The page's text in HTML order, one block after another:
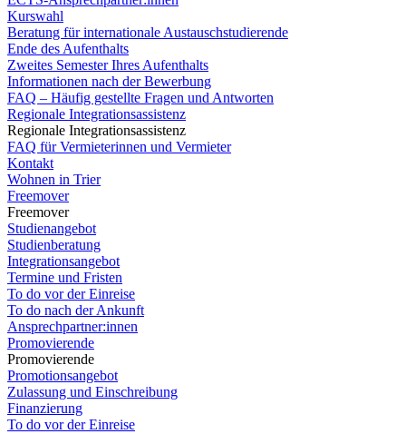
Kurswahl
Beratung für internationale Austauschstudierende
Ende des Aufenthalts
Zweites Semester Ihres Aufenthalts
Informationen nach der Bewerbung
FAQ – Häufig gestellte Fragen und Antworten
Regionale Integrationsassistenz
Regionale Integrationsassistenz
FAQ für Vermieterinnen und Vermieter
Kontakt
Wohnen in Trier
Freemover
Freemover
Studienangebot
Studienberatung
Integrationsangebot
Termine und Fristen
To do vor der Einreise
To do nach der Ankunft
Ansprechpartner:innen
Promovierende
Promovierende
Promotionsangebot
Zulassung und Einschreibung
Finanzierung
To do vor der Einreise